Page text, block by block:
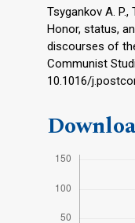
Tsygankov A.
Honor, status,
discourses of
Communist
10.1016/